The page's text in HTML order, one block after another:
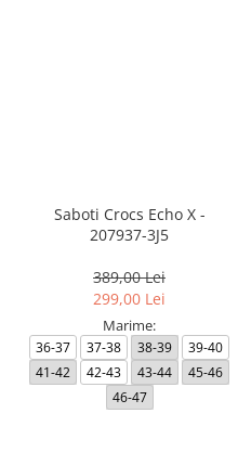
Saboti Crocs Echo X -
207937-3J5
389,00 Lei
299,00 Lei
Marime:
36-37 37-38 38-39
39-40
41-42
42-43 43-44
45-46
46-47